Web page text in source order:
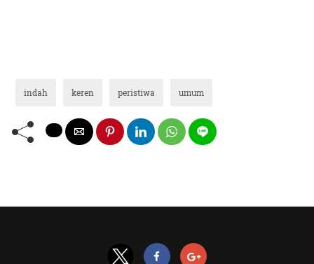
indah keren peristiwa umum